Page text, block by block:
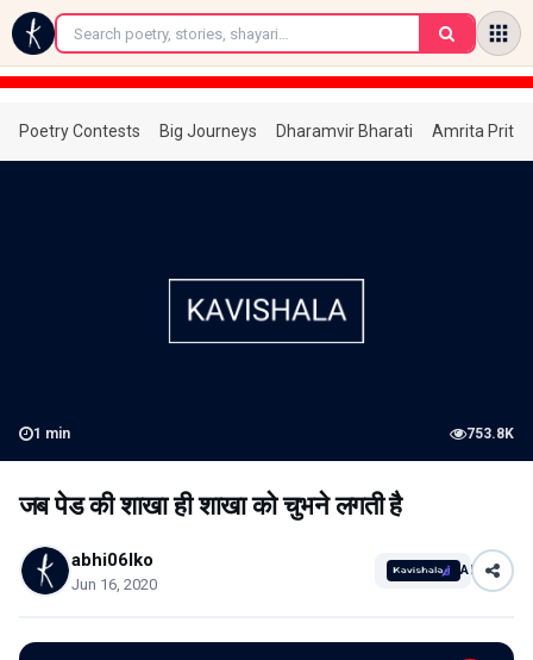
←
Poetry Contests Big Journeys Dharamvir Bharati Amrita
1 min 753.8K
जब पेड की शाखा ही शाखा को चुभने लगती है
abhi06lko
Jun 16, 2020
AI